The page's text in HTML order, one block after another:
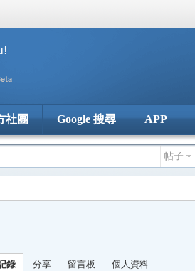
社團 Google 搜尋 APP
帖子
錄 分享 留言板 個人資料